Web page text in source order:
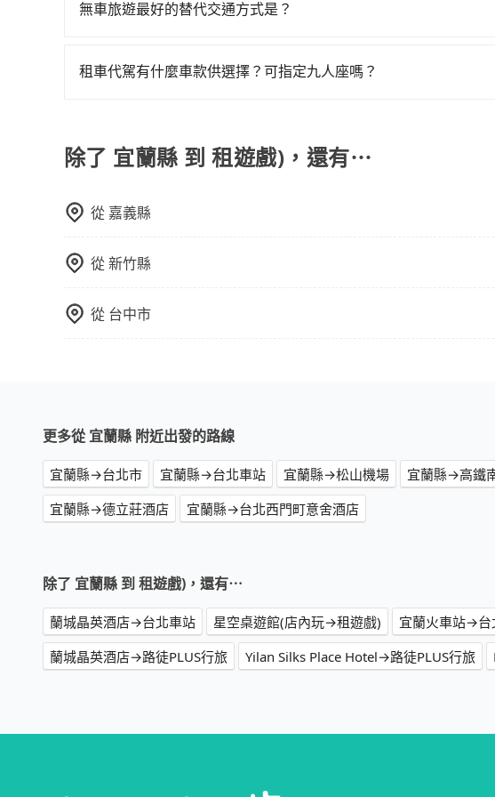
合，享受更安心的接送服務。
無車旅遊最好的替代交通方式是？
車、捷運、客運等，或者考慮租車。如果您想要更便利的出行方
租車代駕有什麼車款供選擇？可指定九人座嗎？
百分百無菸車，乘客均有最高500萬乘客險。如果有特殊需求或人
座大巴或遊覽車，可特別填單並另外報價。
除了 宜蘭縣 到 租遊戲)，還有⋯
從 嘉義縣
從新竹縣
從 台中市
更多從 宜蘭縣 附近出發的路線
宜蘭縣→台北市 宜蘭縣→台北車站 宜蘭縣→松山機場 宜蘭縣→高鐵
宜蘭縣→德立莊酒店
宜蘭縣→台北西門町意舍酒店
除了 宜蘭縣 到 租遊戲)，還有⋯
蘭城晶英酒店→台北車站 星空桌遊館(店內玩→租遊戲) 宜蘭火車站→台
蘭城晶英酒店→路徒PLUS行旅
Yilan Silks Place Hotel→路徒PLUS行旅